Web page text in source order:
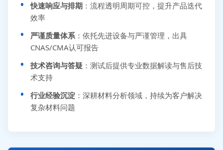
快速响应与排期 ：流程透明周期可控，提升产品迭代
效率
严谨质量体系：依托先进设备与严谨管理，出具
CNAS/CMA认可报告
技术咨询与答疑 ：测试后提供专业数据解读与售后技
术支持
行业经验沉淀 ：深耕材料分析领域，持续为客户解决
复杂材料问题